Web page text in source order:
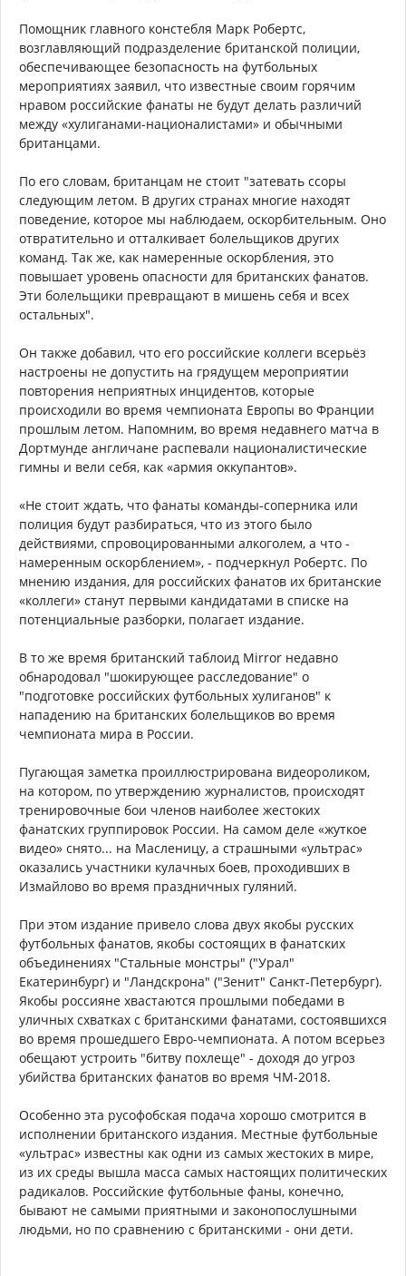
Помощник главного констебля Марк Робертс,
возглавляющий подразделение британской полиции,
обеспечивающее безопасность на футбольных
мероприятиях заявил, что известные своим горячим
нравом российские фанаты не будут делать различий
между «хулиганами-националистами» и обычными
британцами.
По его словам, британцам не стоит "затевать ссоры
следующим летом. В других странах многие находят
поведение, которое мы наблюдаем, оскорбительным. Оно
отвратительно и отталкивает болельщиков других
команд. Так же, как намеренные оскорбления, это
повышает уровень опасности для британских фанатов.
Эти болельщики превращают в мишень себя и всех
остальных".
Он также добавил, что его российские коллеги всерьёз
настроены не допустить на грядущем мероприятии
повторения неприятных инцидентов, которые
происходили во время чемпионата Европы во Франции
прошлым летом. Напомним, во время недавнего матча в
Дортмунде англичане распевали националистические
гимны и вели себя, как «армия оккупантов».
«Не стоит ждать, что фанаты команды-соперника или
полиция будут разбираться, что из этого было
действиями, спровоцированными алкоголем, а что -
намеренным оскорблением», - подчеркнул Робертс. По
мнению издания, для российских фанатов их британские
«коллеги» станут первыми кандидатами в списке на
потенциальные разборки, полагает издание.
В то же время британский таблоид Mirror недавно
обнародовал "шокирующее расследование" о
"подготовке российских футбольных хулиганов" к
нападению на британских болельщиков во время
чемпионата мира в России.
Пугающая заметка проиллюстрирована видеороликом,
на котором, по утверждению журналистов, происходят
тренировочные бои членов наиболее жестоких
фанатских группировок России. На самом деле «жуткое
видео» снято... на Масленицу, а страшными «ультрас»
оказались участники кулачных боев, проходивших в
Измайлово во время праздничных гуляний.
При этом издание привело слова двух якобы русских
футбольных фанатов, якобы состоящих в фанатских
объединениях "Стальные монстры" ("Урал"
Екатеринбург) и "Ландскрона" ("Зенит" Санкт-Петербург).
Якобы россияне хвастаются прошлыми победами в
уличных схватках с британскими фанатами, состоявшихся
во время прошедшего Евро-чемпионата. А потом всерьез
обещают устроить "битву похлеще" - доходя до угроз
убийства британских фанатов во время ЧМ-2018.
Особенно эта русофобская подача хорошо смотрится в
исполнении британского издания. Местные футбольные
«ультрас» известны как одни из самых жестоких в мире,
из их среды вышла масса самых настоящих политических
радикалов. Российские футбольные фаны, конечно,
бывают не самыми приятными и законопослушными
людьми, но по сравнению с британскими - они дети.